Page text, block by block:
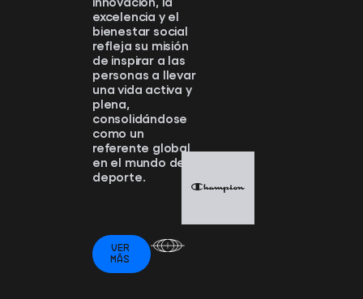
excelencia y el
bienestar social
refleja su misión
de inspirar a las
personas a llevar
una vida activa y
plena,
consolidándose
como un
referente global
en el mundo del
deporte.
VER
MÁS